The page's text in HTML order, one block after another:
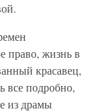
право, жизнь в
красавец,
все подробно,
из драмы